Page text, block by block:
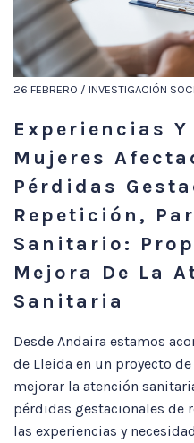
26 FEBRERO / INVESTIGACIÓN
Experiencias Y
Mujeres
Pérdidas
Repetición,
Sanitario:
Mejora De La
Sanitaria
Desde Andaira estamos
de Lleida en un proyecto
mejorar la atención
pérdidas gestacionales de
las experiencias y